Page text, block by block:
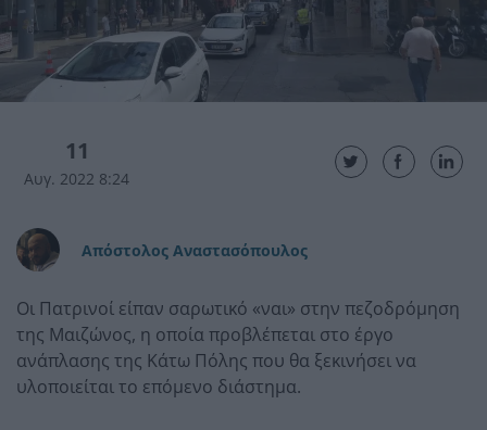
11
Αυγ. 2022 8:24
Απόστολος Αναστασόπουλος
Οι Πατρινοί είπαν σαρωτικό «ναι» στην πεζοδρόμηση
της Μαιζώνος, η οποία προβλέπεται στο έργο
ανάπλασης της Κάτω Πόλης που θα ξεκινήσει να
υλοποιείται το επόμενο διάστημα.